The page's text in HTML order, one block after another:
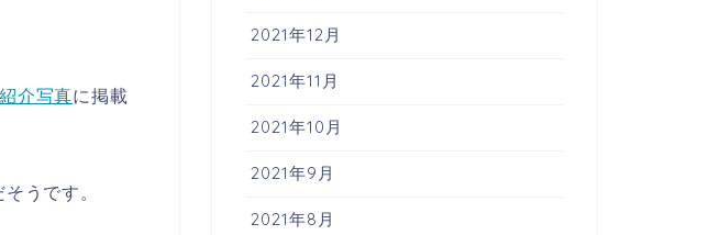
介写真に掲載
うです。
2021年12月
2021年11月
2021年10月
2021年9月
2021年8月